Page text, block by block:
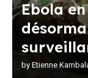
Ebola
by Etienne